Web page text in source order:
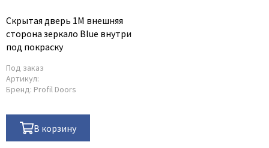
Скрытая дверь 1M внешняя
сторона зеркало Blue внутри
под покраску
Под заказ
Артикул:
Бренд: Profil Doors
В корзину